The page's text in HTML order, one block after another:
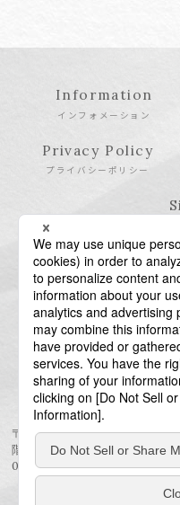
Information
インフォメーション
Privacy Policy
プライバシーポリシー
〒106-6123 東京都港区六
階
03-6438-5511（代表） /